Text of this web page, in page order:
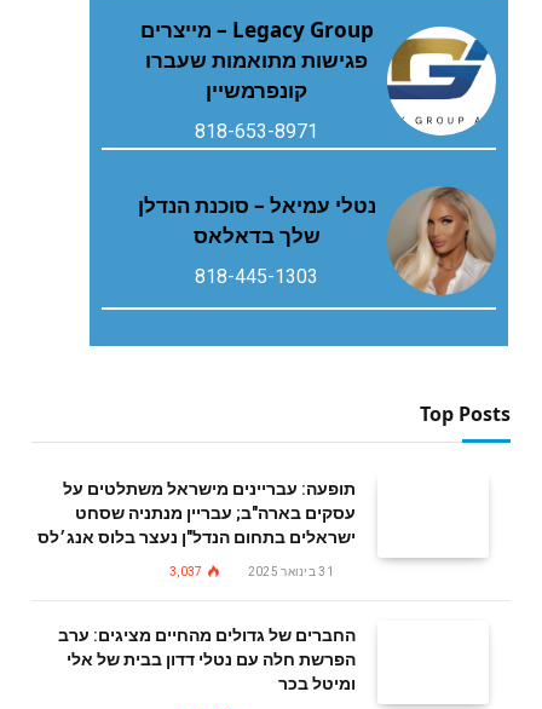
Legacy Group – מייצרים
פגישות מתואמות שעברו
קונפרמשיין
818-653-8971
נטלי עמיאל – סוכנת הנדלן
שלך בדאלאס
818-445-1303
Top Posts
תופעה: עבריינים מישראל משתלטים על
עסקים בארה"ב; עבריין מנתניה שסחט
ישראלים בתחום הנדל"ן נעצר בלוס אנג׳לס
31 בינואר 2025 3,037
החברים של גדולים מהחיים מציגים: ערב
הפרשת חלה עם נטלי דדון בבית של אלי
ומיטל בכר